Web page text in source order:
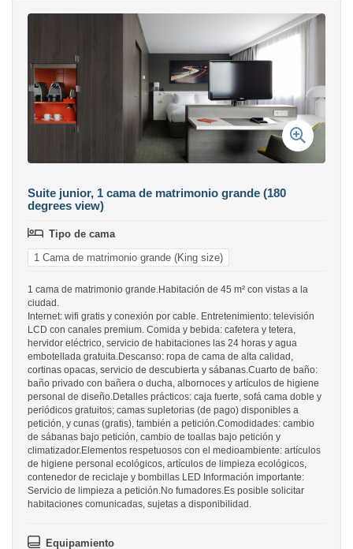
Suite junior, 1 cama de matrimonio grande (180
degrees view)
Tipo de cama
1 Cama de matrimonio grande (King size)
1 cama de matrimonio grande.Habitación de 45 m² con vistas a la
ciudad.
Internet: wifi gratis y conexión por cable. Entretenimiento: televisión
LCD con canales premium. Comida y bebida: cafetera y tetera,
hervidor eléctrico, servicio de habitaciones las 24 horas y agua
embotellada gratuita.Descanso: ropa de cama de alta calidad,
cortinas opacas, servicio de descubierta y sábanas.Cuarto de baño:
baño privado con bañera o ducha, albornoces y artículos de higiene
personal de diseño.Detalles prácticos: caja fuerte, sofá cama doble y
periódicos gratuitos; camas supletorias (de pago) disponibles a
petición, y cunas (gratis), también a petición.Comodidades: cambio
de sábanas bajo petición, cambio de toallas bajo petición y
climatizador.Elementos respetuosos con el medioambiente: artículos
de higiene personal ecológicos, artículos de limpieza ecológicos,
contenedor de reciclaje y bombillas LED Información importante:
Servicio de limpieza a petición.No fumadores.Es posible solicitar
habitaciones comunicadas, sujetas a disponibilidad.
Equipamiento